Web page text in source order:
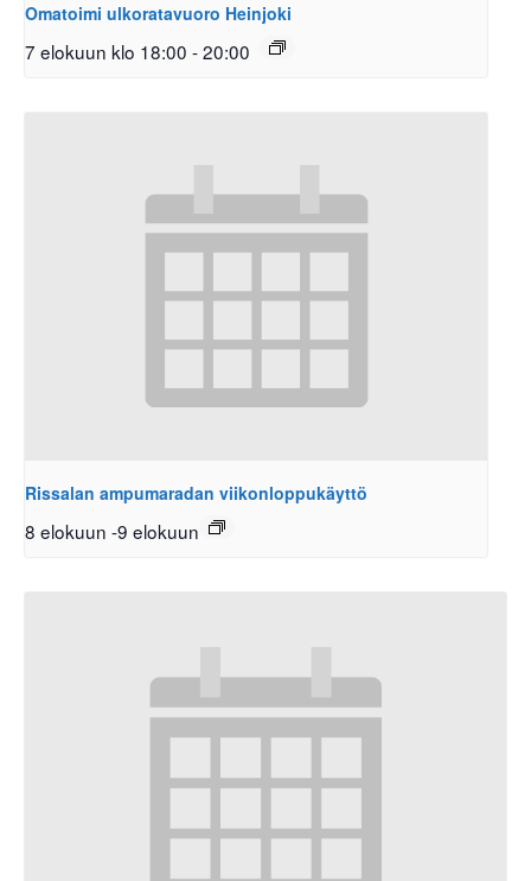
Omatoimi ulkoratavuoro Heinjoki
7 elokuun klo 18:00 -20:00
Rissalan ampumaradan viikonloppukäyttö
8 elokuun -9 elokuun